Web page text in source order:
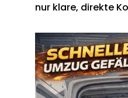
nur klare, direkte